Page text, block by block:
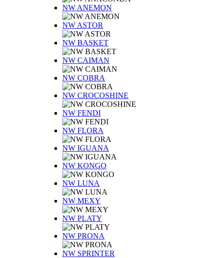
NW ANEMON
NW ASTOR
NW BASKET
NW CAIMAN
NW COBRA
NW CROCOSHINE
NW FENDI
NW FLORA
NW IGUANA
NW KONGO
NW LUNA
NW MEXY
NW PLATY
NW PRONA
NW SPRINTER